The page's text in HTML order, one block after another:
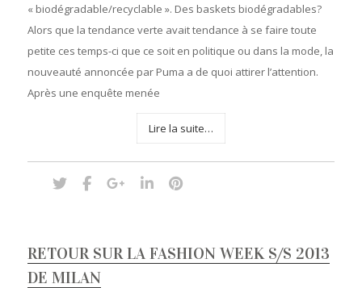
« biodégradable/recyclable ». Des baskets biodégradables?
Alors que la tendance verte avait tendance à se faire toute
petite ces temps-ci que ce soit en politique ou dans la mode, la
nouveauté annoncée par Puma a de quoi attirer l’attention.
Après une enquête menée
Lire la suite…
RETOUR SUR LA FASHION WEEK S/S 2013
DE MILAN